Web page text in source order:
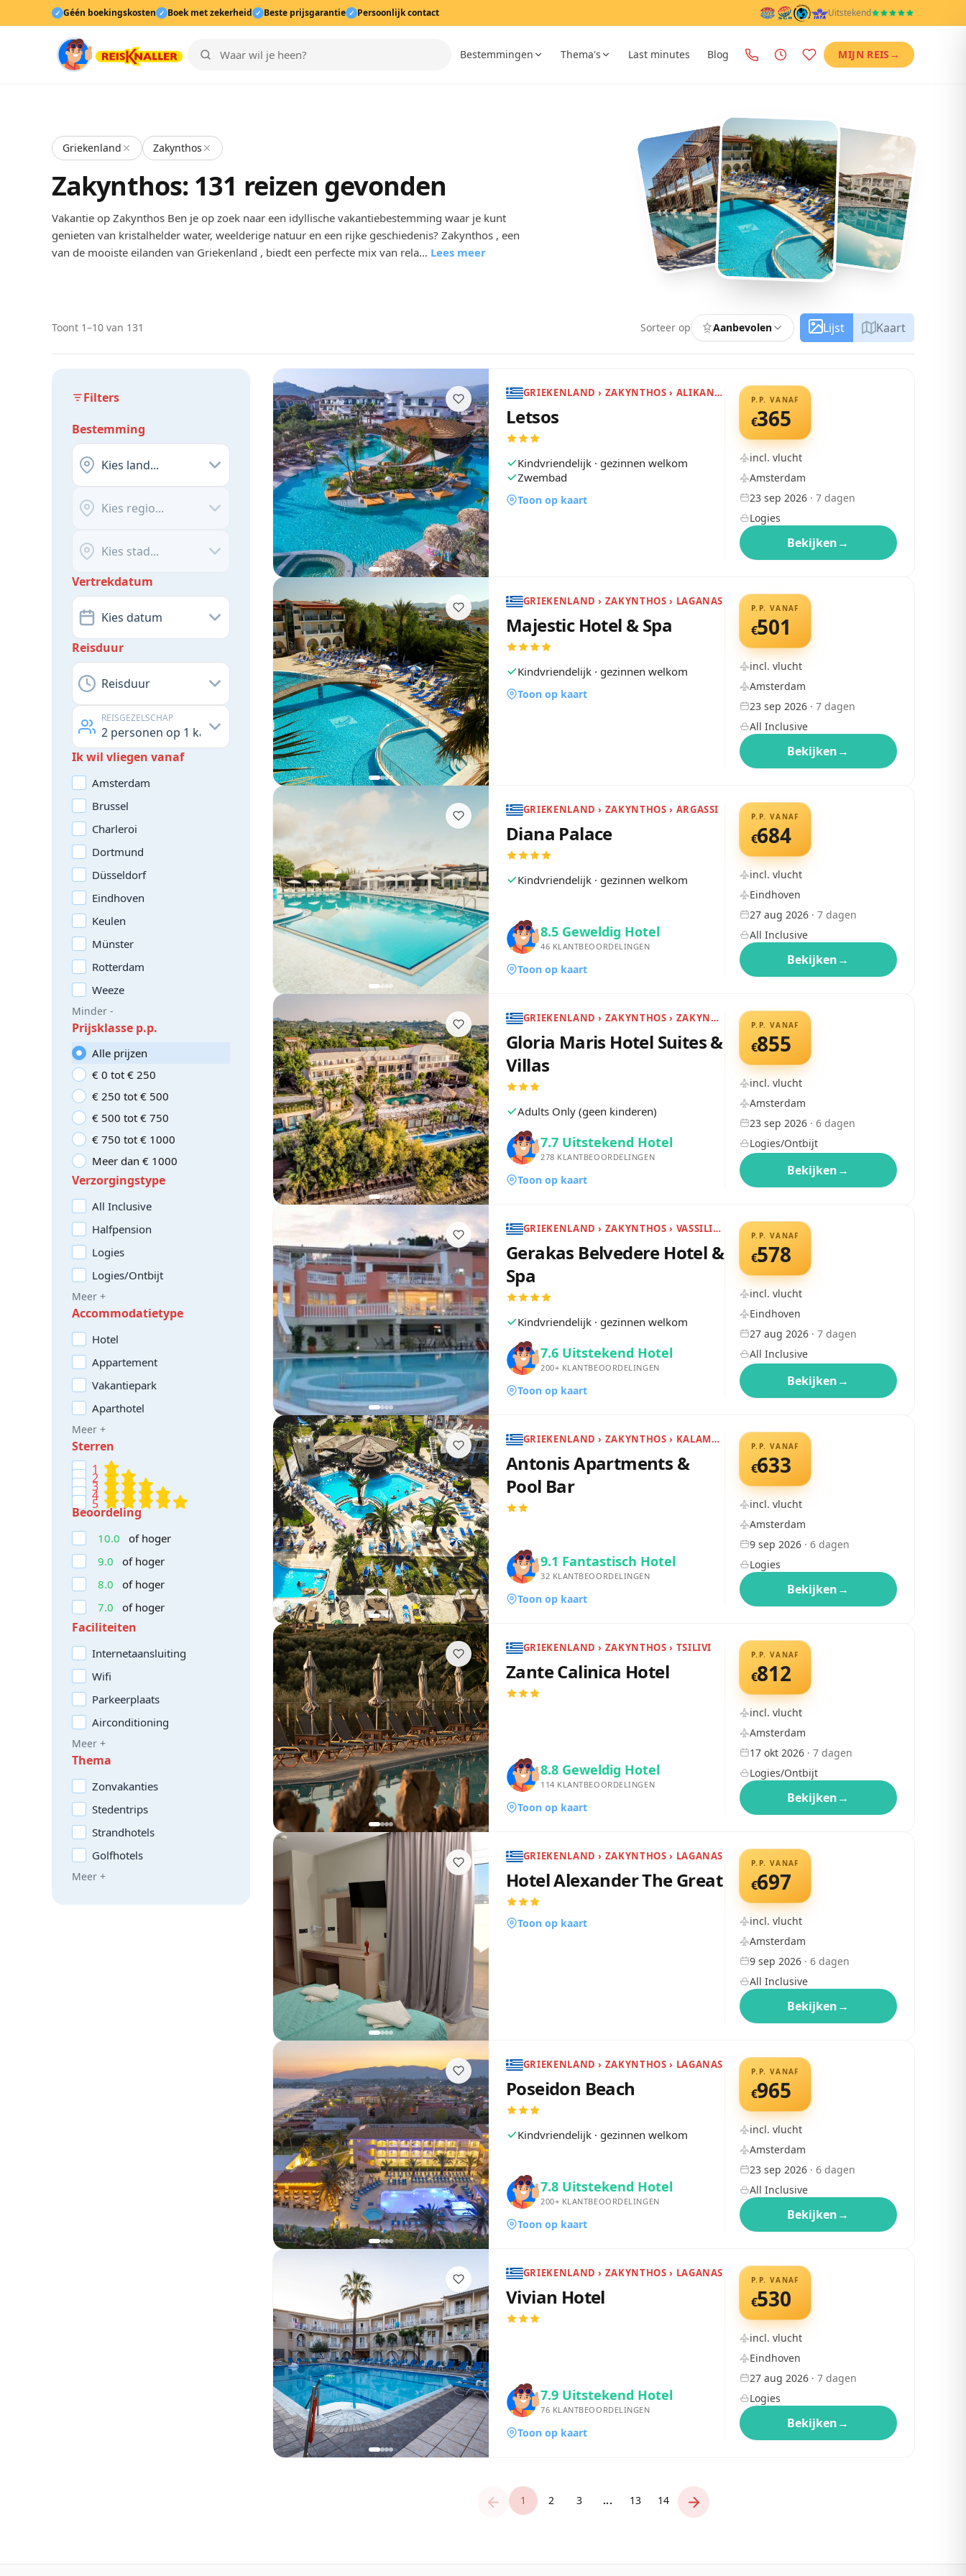
✓ Géén boekingskosten ✓ Boek met zekerheid ✓ Beste prijsgarantie ✓ Persoonlijk contact Uitstekend
Bestemmingen Thema's Last minutes Blog MIJN REIS →
Griekenland Zakynthos
Zakynthos: 131 reizen gevonden
Vakantie op Zakynthos Ben je op zoek naar een idyllische vakantiebestemming waar je kunt
genieten van kristalhelder water, weelderige natuur en een rijke geschiedenis? Zakynthos , een
van de mooiste eilanden van Griekenland , biedt een perfecte mix van rela… Lees meer
Toont 1–10 van 131 Sorteer op Aanbevolen Lijst Kaart
Filters
Bestemming
Kies land...
Kies regio...
Kies stad...
Vertrekdatum
Kies datum
Reisduur
Reisduur
REISGEZELSCHAP
2 personen op 1 kamer
Ik wil vliegen vanaf
Amsterdam
Brussel
Charleroi
Dortmund
Düsseldorf
Eindhoven
Keulen
Münster
Rotterdam
Weeze
Minder -
Prijsklasse p.p.
Alle prijzen
€ 0 tot € 250
€ 250 tot € 500
€ 500 tot € 750
€ 750 tot € 1000
Meer dan € 1000
Verzorgingstype
All Inclusive
Halfpension
Logies
Logies/Ontbijt
Meer +
Accommodatietype
Hotel
Appartement
Vakantiepark
Aparthotel
Meer +
Sterren
1
2
3
4
5
Beoordeling
10.0
of hoger
9.0
of hoger
8.0
of hoger
7.0
of hoger
Faciliteiten
Internetaansluiting
Wifi
Parkeerplaats
Airconditioning
Meer +
Thema
Zonvakanties
Stedentrips
Strandhotels
Golfhotels
Meer +
GRIEKENLAND › ZAKYNTHOS › ALIKANAS
Letsos
Kindvriendelijk · gezinnen welkom
Zwembad
Toon op kaart
P.P. VANAF
€365
incl. vlucht
Amsterdam
23 sep 2026· 7dagen
Logies
Bekijken→
GRIEKENLAND › ZAKYNTHOS › LAGANAS
Majestic Hotel & Spa
Kindvriendelijk · gezinnen welkom
Toon op kaart
P.P. VANAF
€501
incl. vlucht
Amsterdam
23 sep 2026· 7dagen
All Inclusive
Bekijken→
GRIEKENLAND › ZAKYNTHOS › ARGASSI
Diana Palace
Kindvriendelijk · gezinnen welkom
8.5 Geweldig Hotel
46 KLANTBEOORDELINGEN
Toon op kaart
P.P. VANAF
€684
incl. vlucht
Eindhoven
27 aug 2026· 7dagen
All Inclusive
Bekijken→
GRIEKENLAND › ZAKYNTHOS › ZAKYNTHOS
Gloria Maris Hotel Suites &
Villas
Adults Only (geen kinderen)
7.7 Uitstekend Hotel
278 KLANTBEOORDELINGEN
Toon op kaart
P.P. VANAF
€855
incl. vlucht
Amsterdam
23 sep 2026· 6dagen
Logies/Ontbijt
Bekijken→
GRIEKENLAND › ZAKYNTHOS › VASSILIKOS
Gerakas Belvedere Hotel &
Spa
Kindvriendelijk · gezinnen welkom
7.6 Uitstekend Hotel
200+ KLANTBEOORDELINGEN
Toon op kaart
P.P. VANAF
€578
incl. vlucht
Eindhoven
27 aug 2026· 7dagen
All Inclusive
Bekijken→
GRIEKENLAND › ZAKYNTHOS › KALAMAKI
Antonis Apartments &
Pool Bar
9.1 Fantastisch Hotel
32 KLANTBEOORDELINGEN
Toon op kaart
P.P. VANAF
€633
incl. vlucht
Amsterdam
9 sep 2026· 6dagen
Logies
Bekijken→
GRIEKENLAND › ZAKYNTHOS › TSILIVI
Zante Calinica Hotel
8.8 Geweldig Hotel
114 KLANTBEOORDELINGEN
Toon op kaart
P.P. VANAF
€812
incl. vlucht
Amsterdam
17 okt 2026· 7dagen
Logies/Ontbijt
Bekijken→
GRIEKENLAND › ZAKYNTHOS › LAGANAS
Hotel Alexander The Great
Toon op kaart
P.P. VANAF
€697
incl. vlucht
Amsterdam
9 sep 2026· 6dagen
All Inclusive
Bekijken→
GRIEKENLAND › ZAKYNTHOS › LAGANAS
Poseidon Beach
Kindvriendelijk · gezinnen welkom
7.8 Uitstekend Hotel
200+ KLANTBEOORDELINGEN
Toon op kaart
P.P. VANAF
€965
incl. vlucht
Amsterdam
23 sep 2026· 6dagen
All Inclusive
Bekijken→
GRIEKENLAND › ZAKYNTHOS › LAGANAS
Vivian Hotel
7.9 Uitstekend Hotel
76 KLANTBEOORDELINGEN
Toon op kaart
P.P. VANAF
€530
incl. vlucht
Eindhoven
27 aug 2026· 7dagen
Logies
Bekijken→
1 2 3 ... 13 14